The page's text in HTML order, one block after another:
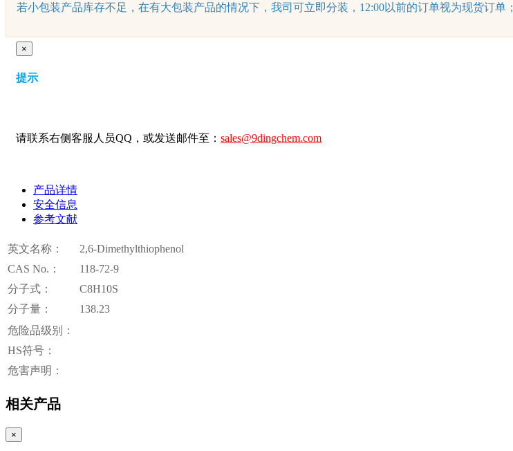
若小包装产品库存不足，在有大包装产品的情况下，我司可立即分装，12:00以前的订单视为现货订单；
×
提示
请联系右侧客服人员QQ，或发送邮件至： sales@9dingchem.com
产品详情
安全信息
参考文献
英文名称：
2,6-Dimethylthiophenol
CAS No.：
118-72-9
分子式：
C8H10S
分子量：
138.23
危险品级别：
HS符号：
危害声明：
相关产品
×